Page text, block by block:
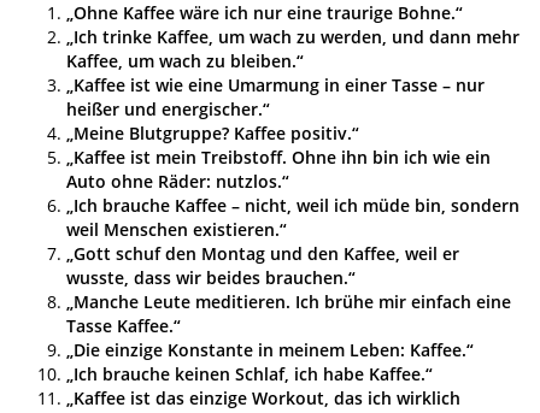
„Ohne Kaffee wäre ich nur eine traurige Bohne.“
„Ich trinke Kaffee, um wach zu werden, und dann mehr
Kaffee, um wach zu bleiben.“
„Kaffee ist wie eine Umarmung in einer Tasse – nur
heißer und energischer.“
„Meine Blutgruppe? Kaffee positiv.“
„Kaffee ist mein Treibstoff. Ohne ihn bin ich wie ein
Auto ohne Räder: nutzlos.“
„Ich brauche Kaffee – nicht, weil ich müde bin, sondern
weil Menschen existieren.“
„Gott schuf den Montag und den Kaffee, weil er
wusste, dass wir beides brauchen.“
„Manche Leute meditieren. Ich brühe mir einfach eine
Tasse Kaffee.“
„Die einzige Konstante in meinem Leben: Kaffee.“
„Ich brauche keinen Schlaf, ich habe Kaffee.“
„Kaffee ist das einzige Workout, das ich wirklich